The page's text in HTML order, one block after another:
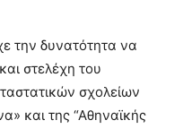
την δυνατότητα να
στελέχη του
σχολείων
και της “Αθηναϊκής